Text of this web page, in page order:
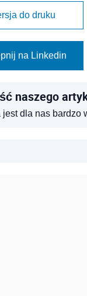
do druku
na Linkedin
naszego
dla nas bardzo